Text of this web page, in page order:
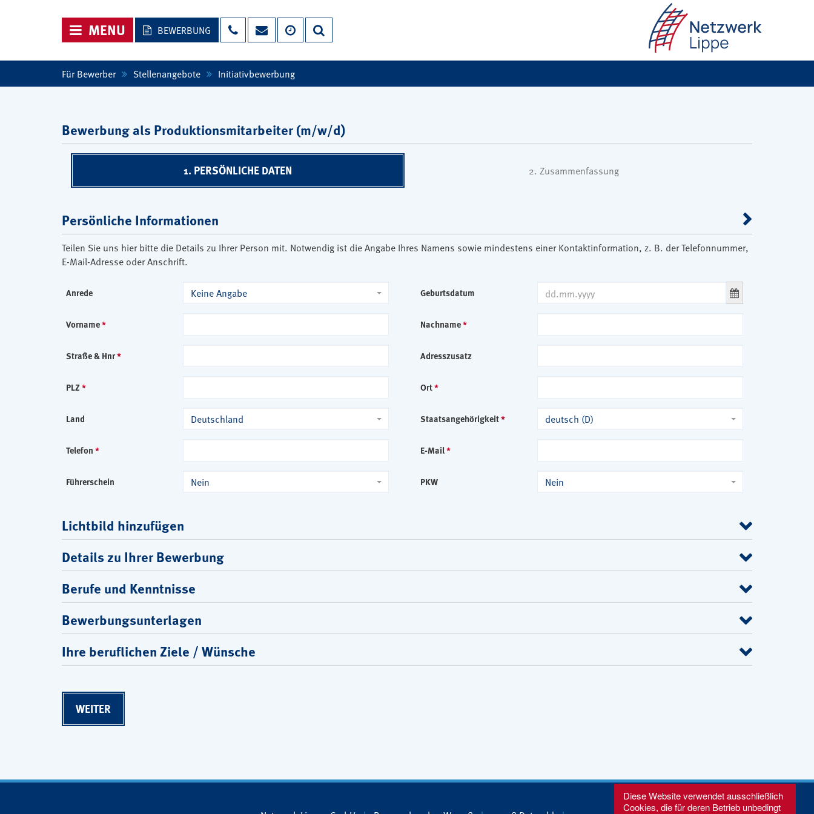
Diese Website verwendet ausschließlich
Cookies, die für deren Betrieb unbedingt
NAVIGATION ÖFFNEN
MENU BEWERBUNG
Für Bewerber Stellenangebote Initiativbewerbung
Bewerbung als Produktionsmitarbeiter (m/w/d)
1. PERSÖNLICHE DATEN 2. Zusammenfassung
Persönliche Informationen
Teilen Sie uns hier bitte die Details zu Ihrer Person mit. Notwendig ist die Angabe Ihres Namens sowie mindestens einer Kontaktinformation, z. B. der Telefonnummer,
E-Mail-Adresse oder Anschrift.
Anrede Keine Angabe Geburtsdatum
Vorname* Nachname*
Straße & Hnr* Adresszusatz
PLZ* Ort*
Land Deutschland Staatsangehörigkeit* deutsch (D)
Telefon * E-Mail*
Führerschein Nein PKW Nein
Lichtbild hinzufügen
Details zu Ihrer Bewerbung
Berufe und Kenntnisse
Bewerbungsunterlagen
Ihre beruflichen Ziele / Wünsche